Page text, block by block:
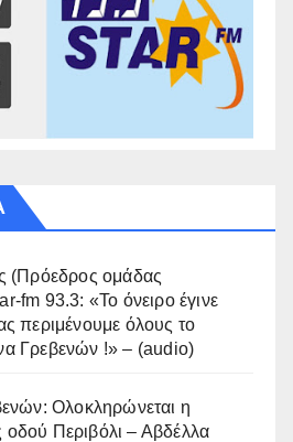
(Πρόεδρος ομάδας
fm 93.3: «Το όνειρο έγινε
περιμένουμε όλους το
Γρεβενών !» – (audio)
Ολοκληρώνεται η
Περιβόλι – Αβδέλλα